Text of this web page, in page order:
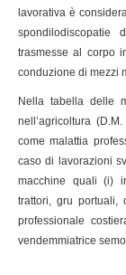
lavorativa è
trasmesse al corpo
conduzione di mezzi
Nella tabella delle
nell’agricoltura
come malattia
caso di lavorazioni
macchine quali (i)
trattori, gru portuali,
professionale
vendemmiatrice